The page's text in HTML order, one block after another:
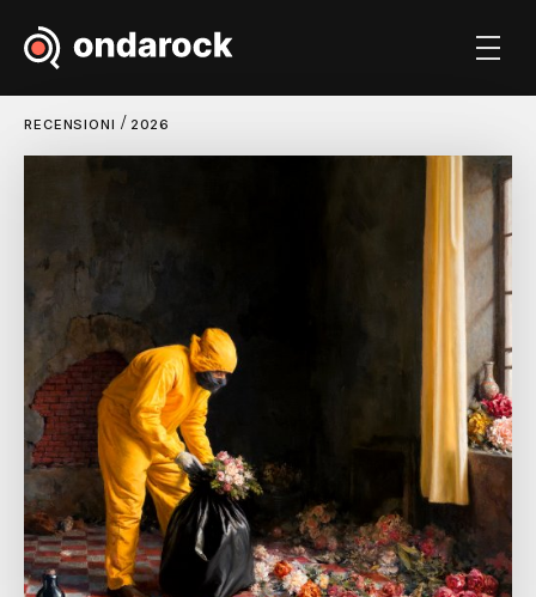
RECENSIONI / 2026